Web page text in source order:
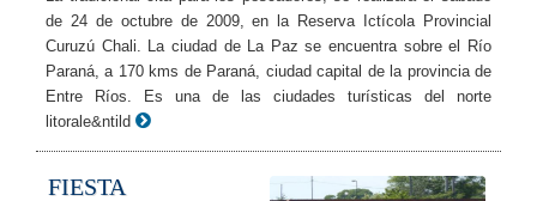
de 24 de octubre de 2009, en la Reserva Ictícola Provincial
Curuzú Chali. La ciudad de La Paz se encuentra sobre el Río
Paraná, a 170 kms de Paraná, ciudad capital de la provincia de
Entre Ríos. Es una de las ciudades turísticas del norte
litorale&ntild
FIESTA